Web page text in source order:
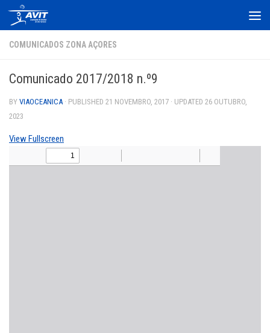
Skip to content
COMUNICADOS ZONA AÇORES
Comunicado 2017/2018 n.º9
BY VIAOCEANICA · PUBLISHED 21 NOVEMBRO, 2017 · UPDATED 26 OUTUBRO,
2023
View Fullscreen